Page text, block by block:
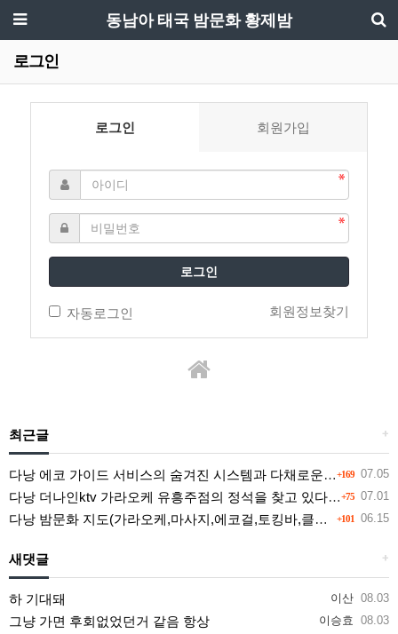
동남아 태국 밤문화 황제밤
로그인
로그인 회원가입
로그인
자동로그인 회원정보찾기
+
최근글
+169 07.05
다낭 에코 가이드 서비스의 숨겨진 시스템과 다채로운 인력 풀의 진실
+75 07.01
다낭 더나인ktv 가라오케 유흥주점의 정석을 찾고 있다면 여기
+101 06.15
다낭 밤문화 지도(가라오케,마사지,에코걸,토킹바,클럽) 유흥별 가격 및 후기공유
+
새댓글
이산 08.03
하 기대돼
이승효 08.03
그냥 가면 후회없었던거 같음 항상